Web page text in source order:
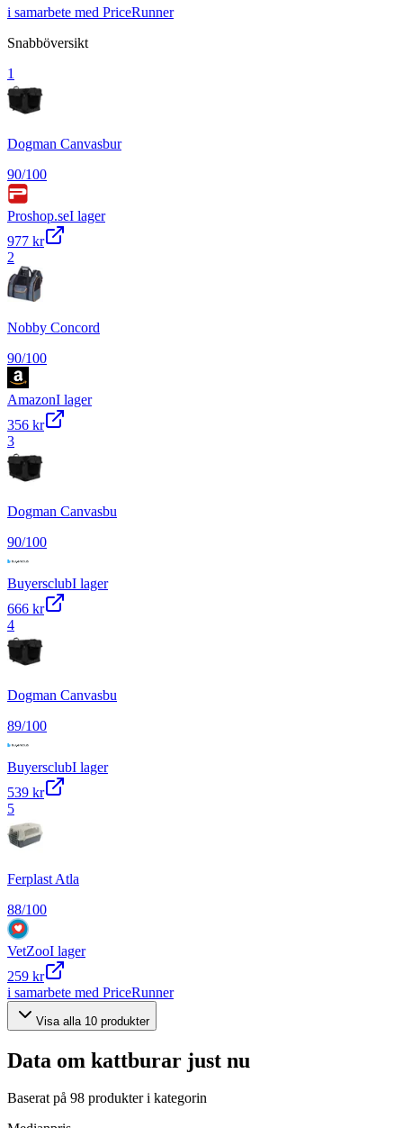
i samarbete med PriceRunner
Snabböversikt
1
Dogman Canvasbur
90/100
Proshop.seI lager
977 kr
2
Nobby Concord
90/100
AmazonI lager
356 kr
3
Dogman Canvasbu
90/100
BuyersclubI lager
666 kr
4
Dogman Canvasbu
89/100
BuyersclubI lager
539 kr
5
Ferplast Atla
88/100
VetZooI lager
259 kr
i samarbete med PriceRunner
Visa alla 10 produkter
Data om kattburar just nu
Baserat på 98 produkter i kategorin